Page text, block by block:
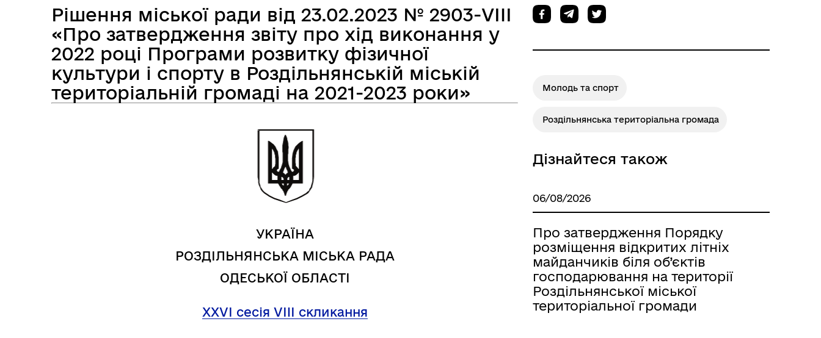
Рада безбар’єрності
Рішення міської ради від 23.02.2023 № 2903-VIII
«Про затвердження звіту про хід виконання у
2022 році Програми розвитку фізичної
культури і спорту в Роздільнянській міській
територіальній громаді на 2021-2023 роки»
УКРАЇНА
РОЗДІЛЬНЯНСЬКА МІСЬКА РАДА
ОДЕСЬКОЇ ОБЛАСТІ
XXVІ сесія VIII скликання
Молодь та спорт
Роздільнянська територіальна громада
Дізнайтеся також
06/08/2026
Про затвердження Порядку
розміщення відкритих літніх
майданчиків біля об’єктів
господарювання на території
Роздільнянської міської
територіальної громади